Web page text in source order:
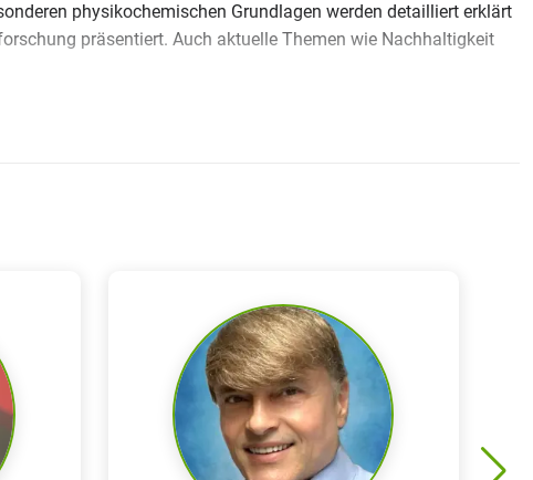
physikochemischen Grundlagen werden detailliert erklärt
präsentiert. Auch aktuelle Themen wie Nachhaltigkeit